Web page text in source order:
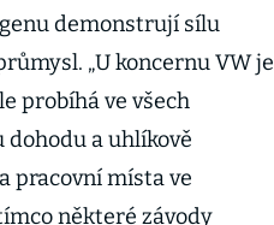
demonstrují sílu
„U koncernu VW je
probíhá ve všech
a uhlíkově
pracovní místa ve
některé závody